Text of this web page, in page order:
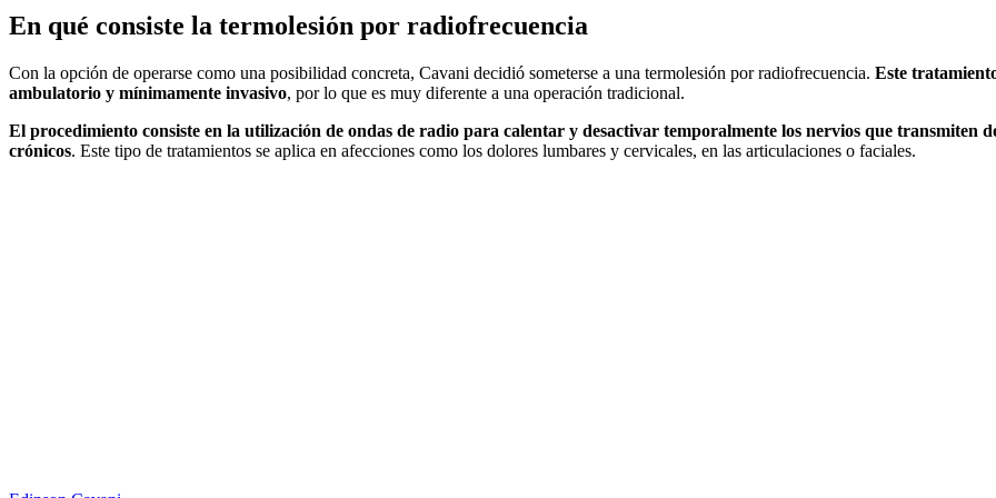
En qué consiste la termolesión por radiofrecuencia
Con la opción de operarse como una posibilidad concreta, Cavani decidió someterse a una termolesión por radiofrecuencia. Este
ambulatorio y mínimamente invasivo, por lo que es muy diferente a una operación tradicional.
El procedimiento consiste en la utilización de ondas de radio para calentar y desactivar temporalmente los nervios que transmiten
crónicos. Este tipo de tratamientos se aplica en afecciones como los dolores lumbares y cervicales, en las articulaciones o faciales.